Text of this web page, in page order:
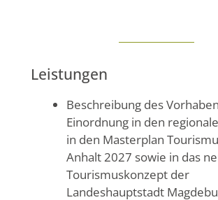
Leistungen
Beschreibung des
Einordnung in den
in den Masterplan
Anhalt 2027 sowie in das
Tourismuskonzept der
Landeshauptstadt